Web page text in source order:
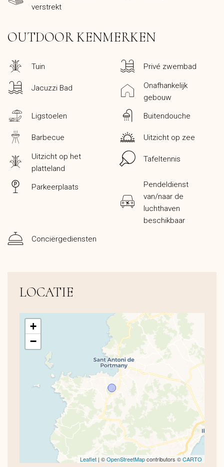
verstrekt
OUTDOOR KENMERKEN
Tuin Privé zwembad
Jacuzzi Bad
Onafhankelijk
gebouw
Ligstoelen Buitendouche
Barbecue Uitzicht op zee
Uitzicht op het
platteland
Tafeltennis
Parkeerplaats
Pendeldienst
van/naar de
luchthaven
beschikbaar
Conciërgediensten
LOCATIE
+
−
Leaflet | ©OpenStreetMapcontributors ©CARTO